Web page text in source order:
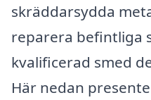
skräddarsydda
reparera befintliga
kvalificerad smed
Här nedan